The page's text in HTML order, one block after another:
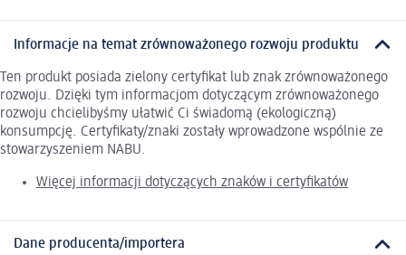
Informacje na temat zrównoważonego rozwoju produktu
Ten produkt posiada zielony certyfikat lub znak zrównoważonego
rozwoju. Dzięki tym informacjom dotyczącym zrównoważonego
rozwoju chcielibyśmy ułatwić Ci świadomą (ekologiczną)
konsumpcję. Certyfikaty/znaki zostały wprowadzone wspólnie ze
stowarzyszeniem NABU.
Więcej informacji dotyczących znaków i certyfikatów
Dane producenta/importera